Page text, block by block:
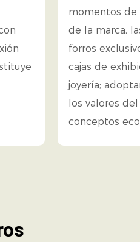
momentos de
de la marca,
forros
cajas de
joyería;
los valores
conceptos